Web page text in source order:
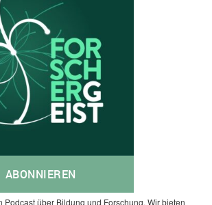
Podcast über Bildung und Forschung. Wir bieten